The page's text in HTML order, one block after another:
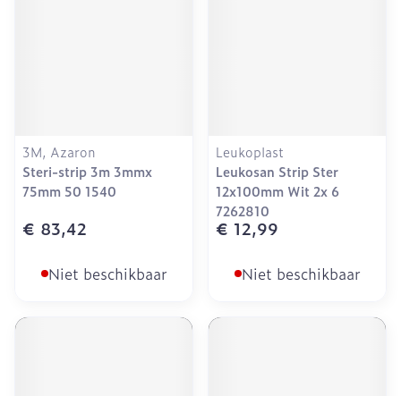
3M, Azaron
Steri-strip 3m 3mmx
75mm 50 1540
€ 83,42
Niet beschikbaar
Leukoplast
Leukosan Strip Ster
12x100mm Wit 2x 6
7262810
€ 12,99
Niet beschikbaar